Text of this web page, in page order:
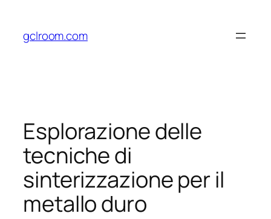
content
gclroom.com
Esplorazione delle
tecniche di
sinterizzazione per il
metallo duro